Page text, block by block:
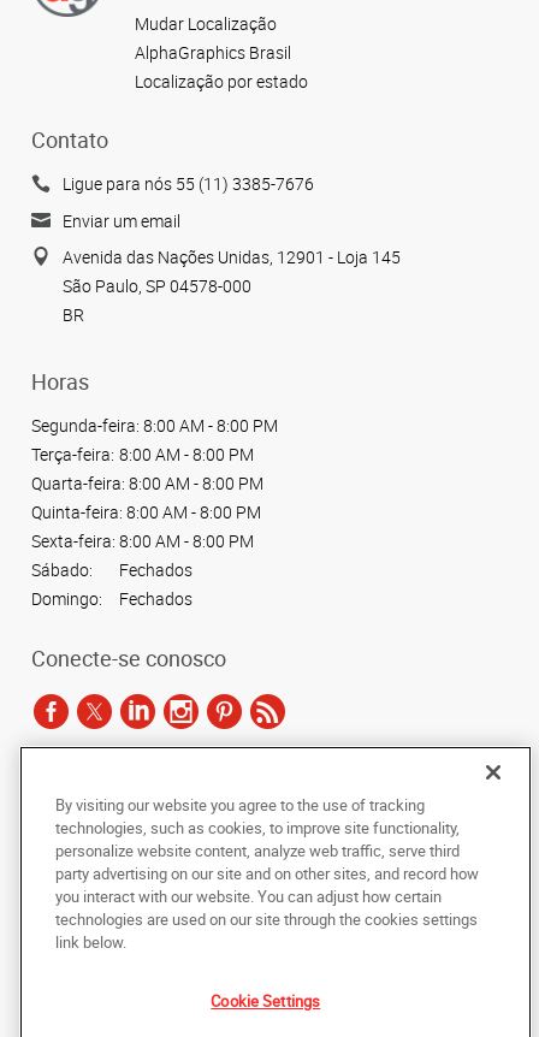
Mudar Localização
AlphaGraphics Brasil
Localização por estado
Contato
Ligue para nós 55 (11) 3385-7676
Enviar um email
Avenida das Nações Unidas, 12901 - Loja 145
São Paulo, SP 04578-000
BR
Horas
Segunda-feira: 8:00 AM - 8:00 PM
Terça-feira: 8:00 AM - 8:00 PM
Quarta-feira: 8:00 AM - 8:00 PM
Quinta-feira: 8:00 AM - 8:00 PM
Sexta-feira: 8:00 AM - 8:00 PM
Sábado:
Fechados
Domingo:
Fechados
Conecte-se conosco
Copyright © 2024 AlphaGraphics Printshops do Brasil. Todos os direitos
reservados.
Avenida das Nações Unidas, 12901 - Loja 145
copiada, fotocopiada, reproduzida, traduzida ou reduzida a qualquer meio
eletrônico ou forma legível por máquina, no todo ou em parte, sem o
consentimento prévio por escrito da AlphaGraphics Brasil.
By visiting our website you agree to the use of tracking
technologies, such as cookies, to improve site functionality,
personalize website content, analyze web traffic, serve third
party advertising on our site and on other sites, and record how
you interact with our website. You can adjust how certain
technologies are used on our site through the cookies settings
link below.
Cookie Settings